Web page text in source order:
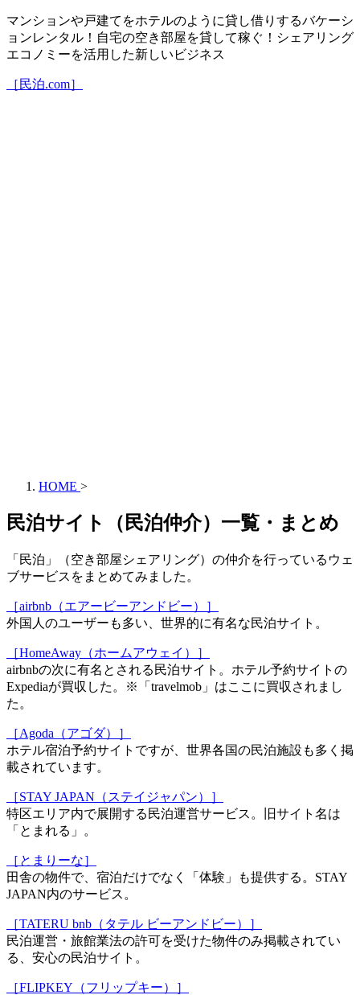
マンションや戸建てをホテルのように貸し借りするバケーシ
ョンレンタル！自宅の空き部屋を貸して稼ぐ！シェアリング
エコノミーを活用した新しいビジネス
［民泊.com］
HOME >
民泊サイト（民泊仲介）一覧・まとめ
「民泊」（空き部屋シェアリング）の仲介を行っているウェ
ブサービスをまとめてみました。
［airbnb（エアービーアンドビー）］
外国人のユーザーも多い、世界的に有名な民泊サイト。
［HomeAway（ホームアウェイ）］
airbnbの次に有名とされる民泊サイト。ホテル予約サイトの
Expediaが買収した。※「travelmob」はここに買収されまし
た。
［Agoda（アゴダ）］
ホテル宿泊予約サイトですが、世界各国の民泊施設も多く掲
載されています。
［STAY JAPAN（ステイジャパン）］
特区エリア内で展開する民泊運営サービス。旧サイト名は
「とまれる」。
［とまりーな］
田舎の物件で、宿泊だけでなく「体験」も提供する。STAY
JAPAN内のサービス。
［TATERU bnb（タテル ビーアンドビー）］
民泊運営・旅館業法の許可を受けた物件のみ掲載されてい
る、安心の民泊サイト。
［FLIPKEY（フリップキー）］